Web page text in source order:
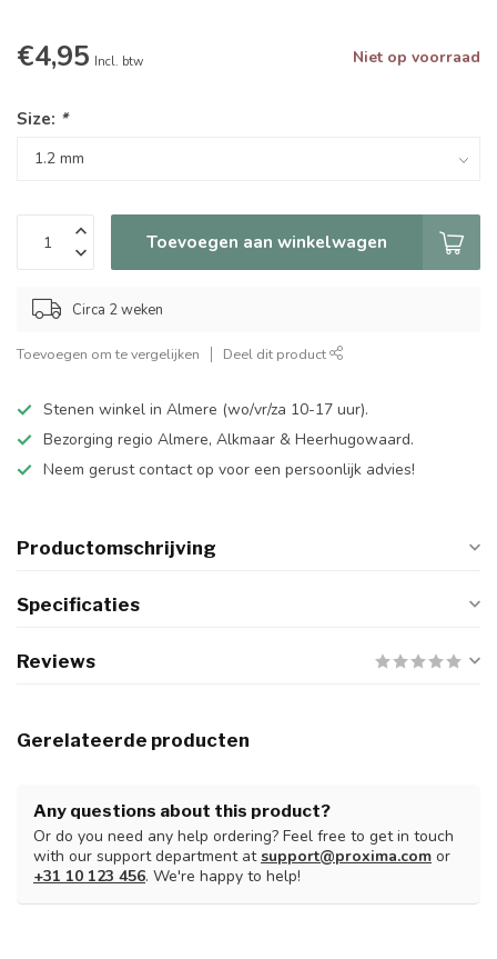
€4,95 Incl. btw Niet op voorraad
Size: *
Toevoegen aan winkelwagen
Circa 2 weken
Toevoegen om te vergelijken Deel dit product
Stenen winkel in Almere (wo/vr/za 10-17 uur).
Bezorging regio Almere, Alkmaar & Heerhugowaard.
Neem gerust contact op voor een persoonlijk advies!
Productomschrijving
Specificaties
Reviews
Gerelateerde producten
Any questions about this product?
Or do you need any help ordering? Feel free to get in touch
with our support department atsupport@proxima.com or
+31 10 123 456. We're happy to help!